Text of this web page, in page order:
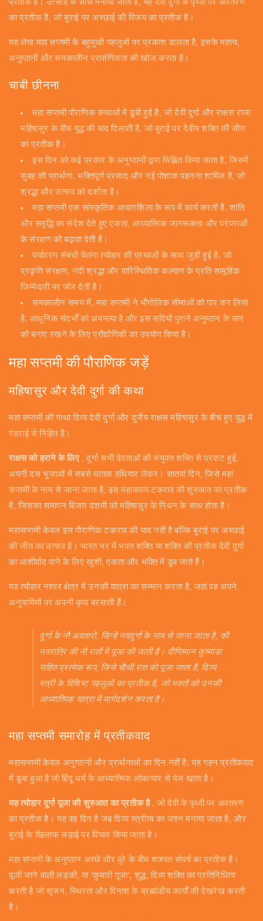
का प्रतीक है, जो बुराई पर अच्छाई की विजय का प्रतीक है।
यह लेख महा सप्तमी के बहुमुखी पहलुओं पर प्रकाश डालता है, इसके महत्व,
अनुष्ठानों और समकालीन प्रासंगिकता की खोज करता है।
चाबी छीनना
महा सप्तमी पौराणिक कथाओं में डूबी हुई है, जो देवी दुर्गा और राक्षस राजा
महिषासुर के बीच युद्ध की याद दिलाती है, जो बुराई पर दैवीय शक्ति की जीत
का प्रतीक है।
इस दिन को कई प्रकार के अनुष्ठानों द्वारा चिह्नित किया जाता है, जिसमें
सुबह की प्रार्थना, भक्तिपूर्ण प्रसाद और नई पोशाक पहनना शामिल है, जो
श्रद्धा और उत्सव को दर्शाता है।
महा सप्तमी एक सांस्कृतिक आधारशिला के रूप में कार्य करती है, शांति
और समृद्धि का संदेश देते हुए एकता, आध्यात्मिक जागरूकता और परंपराओं
के संरक्षण को बढ़ावा देती है।
पर्यावरण संबंधी चेतना त्योहार की प्रथाओं के साथ जुड़ी हुई है, जो
प्रकृति संरक्षण, नदी श्रद्धा और पारिस्थितिक कल्याण के प्रति सामूहिक
जिम्मेदारी पर जोर देती है।
समकालीन समय में, महा सप्तमी ने भौगोलिक सीमाओं को पार कर लिया
है, आधुनिक संदर्भों को अपनाया है और इस सदियों पुराने अनुष्ठान के सार
को बनाए रखने के लिए प्रौद्योगिकी का उपयोग किया है।
महा सप्तमी की पौराणिक जड़ें
महिषासुर और देवी दुर्गा की कथा
महा सप्तमी की गाथा दिव्य देवी दुर्गा और दुर्जेय राक्षस महिषासुर के बीच हुए युद्ध में
गहराई से निहित है।
राक्षस को हराने के लिए, दुर्गा सभी देवताओं की संयुक्त शक्ति से प्रकट हुईं,
अपनी दस भुजाओं में सबसे घातक हथियार लेकर। सातवां दिन, जिसे महा
सप्तमी के नाम से जाना जाता है, इस महाकाव्य टकराव की शुरुआत का प्रतीक
है, जिसका समापन बिजय दशमी को महिषासुर के निधन के साथ होता है।
महासप्तमी केवल इस पौराणिक टकराव की याद नहीं है बल्कि बुराई पर अच्छाई
की जीत का उत्सव है। भारत भर में भक्त शक्ति या शक्ति की प्रतीक देवी दुर्गा
का आशीर्वाद पाने के लिए खुशी, एकता और भक्ति में डूब जाते हैं।
यह त्योहार नश्वर क्षेत्र में उनकी यात्रा का सम्मान करता है, जहां वह अपने
अनुयायियों पर अपनी कृपा बरसाती हैं।
दुर्गा के नौ अवतारों, जिन्हें नवदुर्गा के नाम से जाना जाता है, की
नवरात्रि की नौ रातों में पूजा की जाती है। दीप्तिमान कुष्मांडा
सहित प्रत्येक रूप, जिसे चौथी रात को पूजा जाता है, दिव्य
स्त्री के विशिष्ट पहलुओं का प्रतीक है, जो भक्तों को उनकी
आध्यात्मिक यात्रा में मार्गदर्शन करता है।
महा सप्तमी समारोह में प्रतीकवाद
महासप्तमी केवल अनुष्ठानों और प्रार्थनाओं का दिन नहीं है; यह गहन प्रतीकवाद
में डूबा हुआ है जो हिंदू धर्म के आध्यात्मिक लोकाचार से मेल खाता है।
यह त्योहार दुर्गा पूजा की शुरुआत का प्रतीक है, जो देवी के पृथ्वी पर अवतरण
का प्रतीक है। यह वह दिन है जब दिव्य स्त्रीत्व का जश्न मनाया जाता है, और
बुराई के खिलाफ लड़ाई पर विचार किया जाता है।
महा सप्तमी के अनुष्ठान अच्छे और बुरे के बीच शाश्वत संघर्ष का प्रतीक हैं।
पूजी जाने वाली लड़की, या 'कुमारी पूजा', शुद्ध, दिव्य शक्ति का प्रतिनिधित्व
करती है जो सृजन, स्थिरता और विनाश के ब्रह्मांडीय कार्यों की देखरेख करती
है।